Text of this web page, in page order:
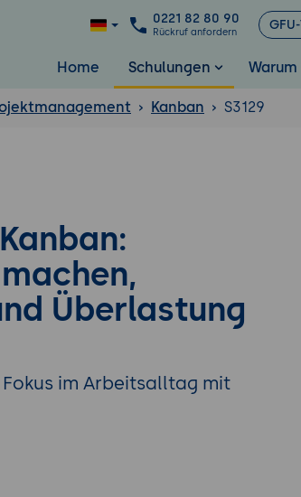
0221 82 80 90
Rückruf anfordern
Home Schulungen Warum
Kanban S3129
Überlastung
im Arbeitsalltag mit